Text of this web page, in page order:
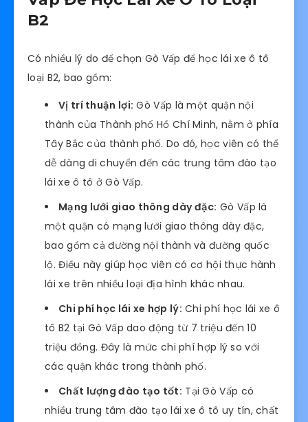
B2
Có nhiều lý do để chọn Gò Vấp để học lái xe ô tô
loại B2, bao gồm:
Vị trí thuận lợi: Gò Vấp là một quận nội
thành của Thành phố Hồ Chí Minh, nằm ở phía
Tây Bắc của thành phố. Do đó, học viên có thể
dễ dàng di chuyển đến các trung tâm đào tạo
lái xe ô tô ở Gò Vấp.
Mạng lưới giao thông dày đặc: Gò Vấp là
một quận có mạng lưới giao thông dày đặc,
bao gồm cả đường nội thành và đường quốc
lộ. Điều này giúp học viên có cơ hội thực hành
lái xe trên nhiều loại địa hình khác nhau.
Chi phí học lái xe hợp lý: Chi phí học lái xe ô
tô B2 tại Gò Vấp dao động từ 7 triệu đến 10
triệu đồng. Đây là mức chi phí hợp lý so với
các quận khác trong thành phố.
Chất lượng đào tạo tốt: Tại Gò Vấp có
nhiều trung tâm đào tạo lái xe ô tô uy tín, chất